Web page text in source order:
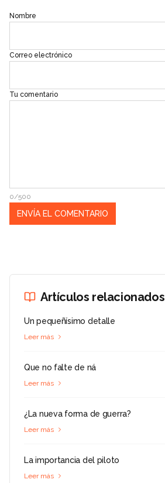
Nombre
Correo electrónico
Tu comentario
0/500
Artículos relacionados
Un pequeñísimo detalle
Leer más
Que no falte de ná
Leer más
¿La nueva forma de guerra?
Leer más
La importancia del piloto
Leer más